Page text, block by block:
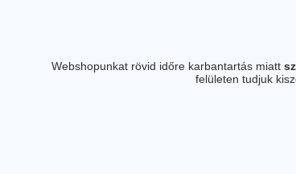
Webshopunkat rövid időre karbantartás miatt
felületen tudjuk